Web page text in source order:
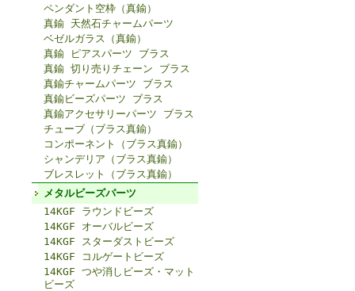
ペンダント空枠（真鍮）
真鍮 天然石チャームパーツ
ベゼルガラス（真鍮）
真鍮 ピアスパーツ ブラス
真鍮 切り売りチェーン ブラス
真鍮チャームパーツ ブラス
真鍮ビーズパーツ ブラス
真鍮アクセサリーパーツ ブラス
チューブ（ブラス真鍮）
コンポーネント（ブラス真鍮）
シャンデリア（ブラス真鍮）
ブレスレット（ブラス真鍮）
メタルビーズパーツ
14KGF ラウンドビーズ
14KGF オーバルビーズ
14KGF スターダストビーズ
14KGF コルゲートビーズ
14KGF つや消しビーズ・マット
ビーズ